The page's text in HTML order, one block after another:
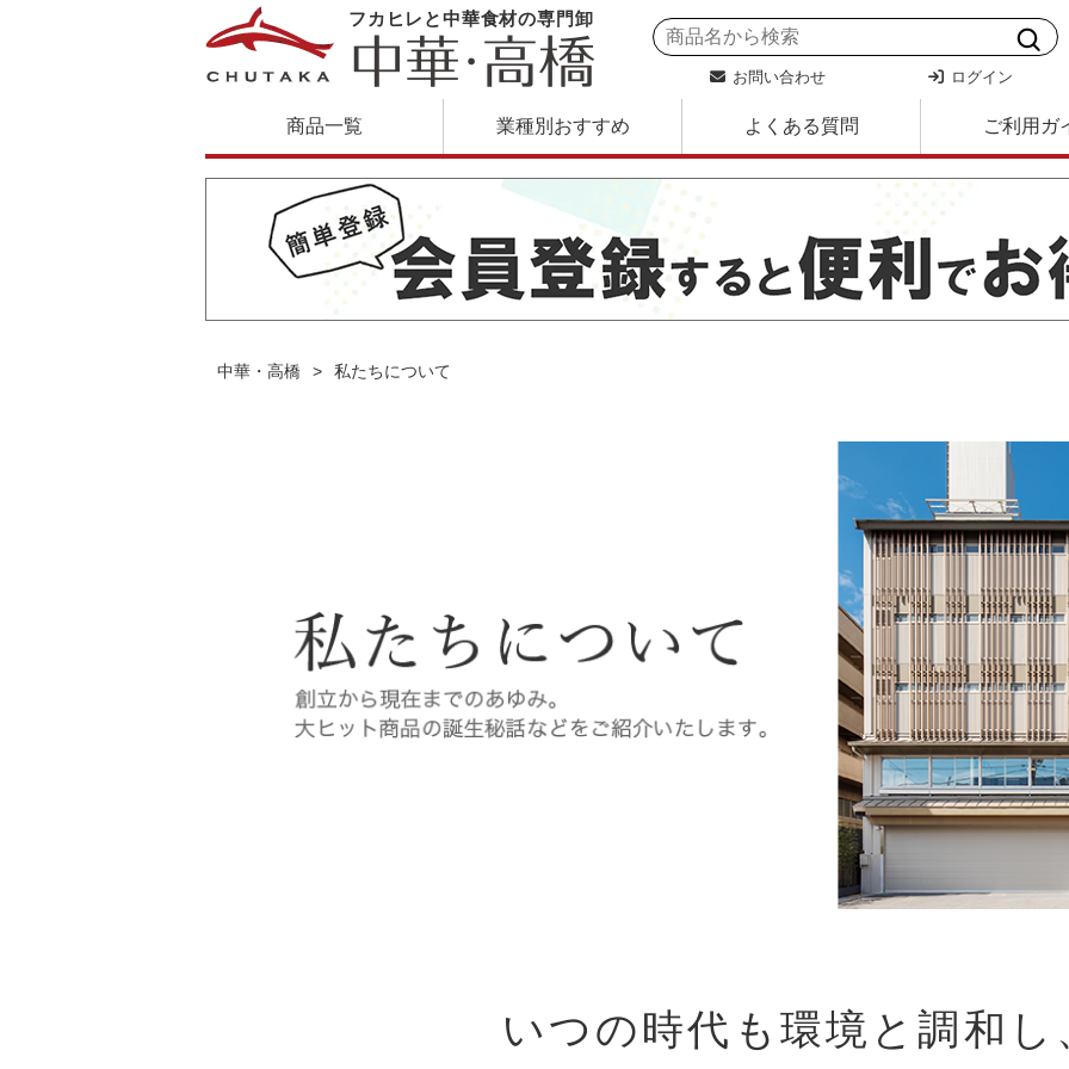
フカヒレと中華食材の専門卸
お問い合わせ ログイン
商品一覧 業種別おすすめ よくある質問 ご利用ガ
中華・高橋 私たちについて
いつの時代も環境と調和し